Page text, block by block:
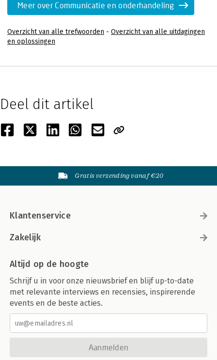
Meer over Communicatie en onderhandeling
Overzicht van alle trefwoorden - Overzicht van alle uitdagingen
en oplossingen
Deel dit artikel
Gratis verzending vanaf €20
Klantenservice
Zakelijk
Altijd op de hoogte
Schrijf u in voor onze nieuwsbrief en blijf up-to-date
met relevante interviews en recensies, inspirerende
events en de beste acties.
Aanmelden